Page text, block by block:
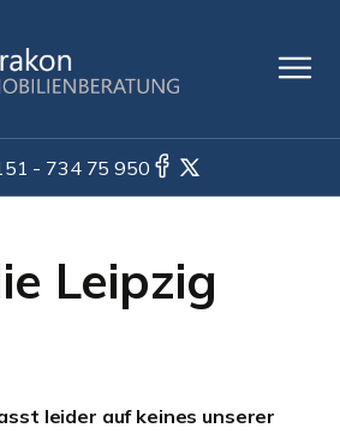
- 734 75 950
Leipzig
leider auf keines unserer